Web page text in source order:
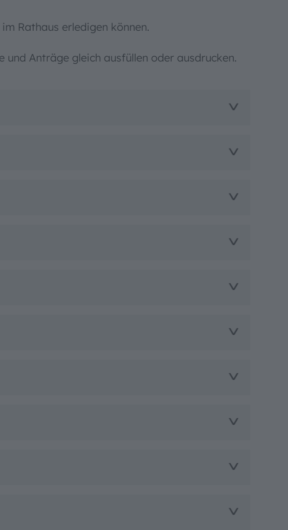
Rathaus erledigen können.
Anträge gleich ausfüllen oder ausdrucken.